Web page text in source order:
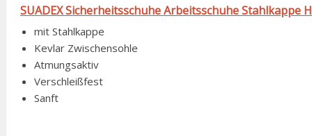
SUADEX Sicherheitsschuhe Arbeitsschuhe Stahlkappe
mit Stahlkappe
Kevlar Zwischensohle
Atmungsaktiv
Verschleißfest
Sanft